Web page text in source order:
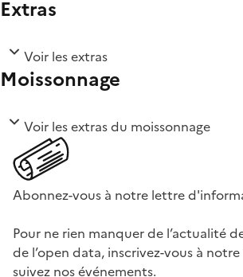
Extras
Voir les extras
Moissonnage
Voir les extras du moissonnage
Abonnez-vous à notre lettre
Pour ne rien manquer de l’actualité
de l’open data, inscrivez-vous à
suivez nos événements.